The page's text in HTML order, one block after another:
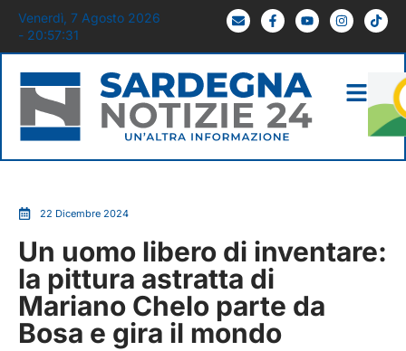
Venerdì, 7 Agosto 2026
- 20:57:32
22 Dicembre 2024
Un uomo libero di inventare:
la pittura astratta di
Mariano Chelo parte da
Bosa e gira il mondo